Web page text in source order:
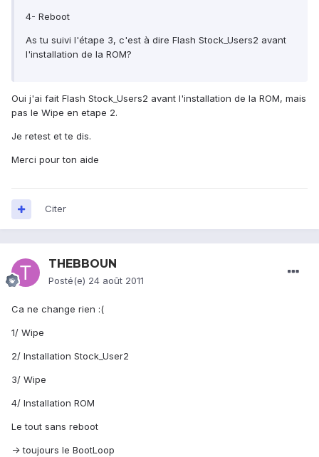
4- Reboot
As tu suivi l'étape 3, c'est à dire Flash Stock_Users2 avant
l'installation de la ROM?
Oui j'ai fait Flash Stock_Users2 avant l'installation de la ROM, mais
pas le Wipe en etape 2.
Je retest et te dis.
Merci pour ton aide
Citer
THEBBOUN
Posté(e) 24 août 2011
Ca ne change rien :(
1/ Wipe
2/ Installation Stock_User2
3/ Wipe
4/ Installation ROM
Le tout sans reboot
-> toujours le BootLoop